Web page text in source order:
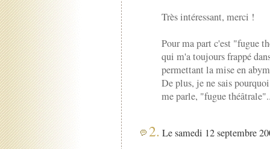
Très intéressant, merci !
Pour ma part c'est "fugue
qui m'a toujours frappé
permettant la mise en
De plus, je ne sais
me parle, "fugue
2. Le samedi 12 septembre